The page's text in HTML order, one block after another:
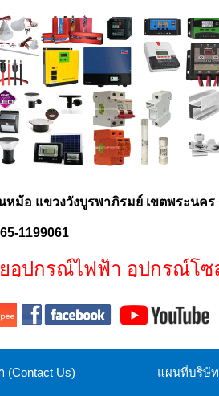
หม้อ แขวงวังบูรพาภิรมย์ เขตพระนค
1199061
รณ์ไฟฟ้า อุปกรณ์โซล่าเ
(Contact Us) แผนที่บริษัท